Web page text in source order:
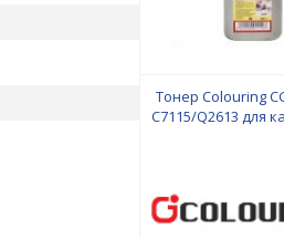
Тонер Colouring
C7115/Q2613 для